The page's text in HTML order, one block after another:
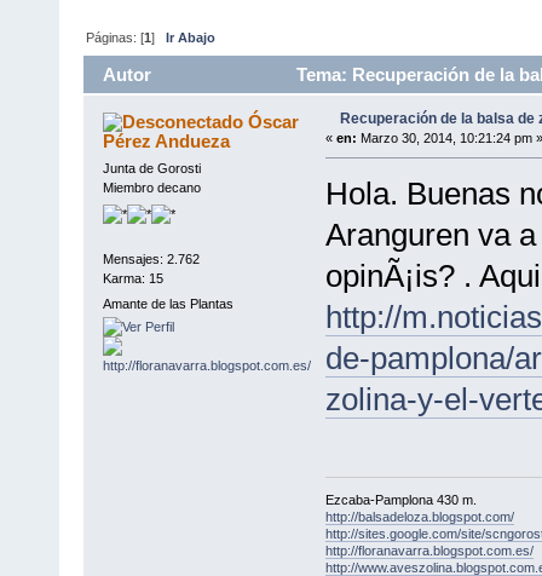
Páginas: [1]Ir Abajo
Autor Tema: Recuperación de la
Óscar
Pérez Andueza
Junta de Gorosti
Miembro decano
Mensajes: 2.762
Karma: 15
Amante de las Plantas
Recuperación de la balsa de
« en: Marzo 30, 2014, 10:21:24 pm »
Hola. Buenas
Aranguren va
opinÃ¡is? .
http://
de-pamplona/
zolina-y-el-
Ezcaba-Pamplona 430 m.
http://balsadeloza.blogspot.com/
http://sites.google.com/site/
http://floranavarra.blogspot.com.es/
http://